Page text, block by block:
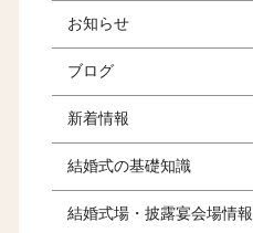
お知らせ
ブログ
新着情報
結婚式の基礎知識
結婚式場・披露宴会場情報